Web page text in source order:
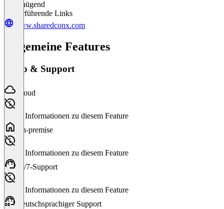
Ungenügend
Weiterführende Links
www.sharedconx.com
Allgemeine Features
Setup & Support
Cloud
Keine Informationen zu diesem Feature
On-premise
Keine Informationen zu diesem Feature
24/7-Support
Keine Informationen zu diesem Feature
Deutschsprachiger Support